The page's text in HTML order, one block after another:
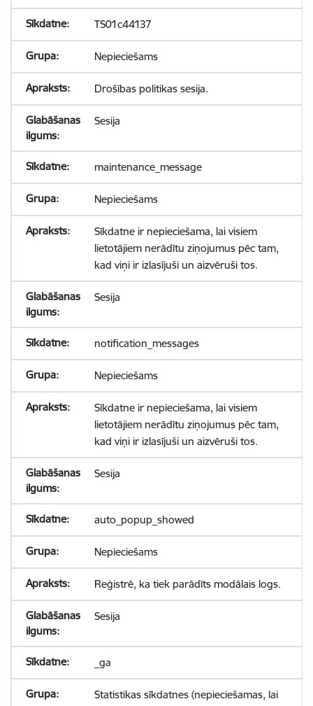
TS01c44137
Nepieciešams
Drošības politikas sesija.
Sesija
maintenance_message
Nepieciešams
Sīkdatne ir nepieciešama, lai visiem
lietotājiem nerādītu ziņojumus pēc tam,
kad viņi ir izlasījuši un aizvēruši tos.
Sesija
notification_messages
Nepieciešams
Sīkdatne ir nepieciešama, lai visiem
lietotājiem nerādītu ziņojumus pēc tam,
kad viņi ir izlasījuši un aizvēruši tos.
Sesija
auto_popup_showed
Nepieciešams
Reģistrē, ka tiek parādīts modālais logs.
Sesija
_ga
Statistikas sīkdatnes (nepieciešamas, lai